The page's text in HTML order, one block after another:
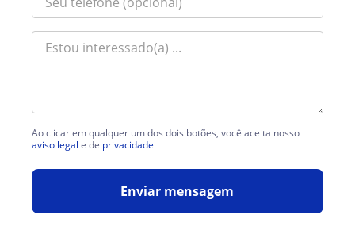
Ao clicar em qualquer um dos dois botões, você aceita nosso
aviso legal e de privacidade
Enviar mensagem